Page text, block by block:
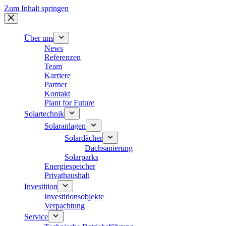
Zum Inhalt springen
Über uns
News
Referenzen
Team
Karriere
Partner
Kontakt
Plant for Future
Solartechnik
Solaranlagen
Solardächer
Dachsanierung
Solarparks
Energiespeicher
Privathaushalt
Investition
Investitionsobjekte
Verpachtung
Service